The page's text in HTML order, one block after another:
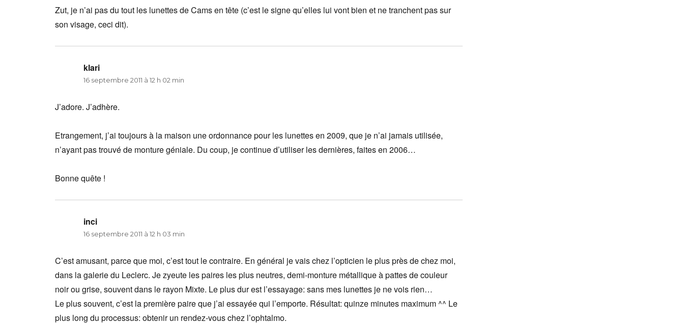
Zut, je n’ai pas du tout les lunettes de Cams en tête (c’est le signe qu’elles lui vont bien et ne tranchent pas sur
son visage, ceci dit).
klari
16 septembre 2011 à 12 h 02 min
J’adore. J’adhère.
Etrangement, j’ai toujours à la maison une ordonnance pour les lunettes en 2009, que je n’ai jamais utilisée,
n’ayant pas trouvé de monture géniale. Du coup, je continue d’utiliser les dernières, faites en 2006…
Bonne quête !
inci
16 septembre 2011 à 12 h 03 min
C’est amusant, parce que moi, c’est tout le contraire. En général je vais chez l’opticien le plus près de chez moi,
dans la galerie du Leclerc. Je zyeute les paires les plus neutres, demi-monture métallique à pattes de couleur
noir ou grise, souvent dans le rayon Mixte. Le plus dur est l’essayage: sans mes lunettes je ne vois rien…
Le plus souvent, c’est la première paire que j’ai essayée qui l’emporte. Résultat: quinze minutes maximum ^^ Le
plus long du processus: obtenir un rendez-vous chez l’ophtalmo.